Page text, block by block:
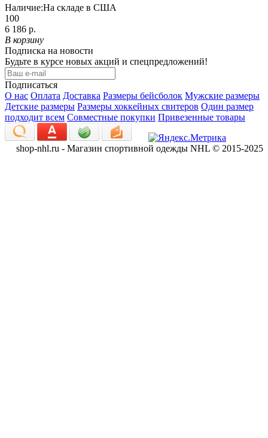
Наличие:На складе в США
100
6 186 р.
В корзину
Подписка на новости
Будьте в курсе новых акций и спецпредложений!
Подписаться
О нас Оплата Доставка Размеры бейсболок Мужские размеры
Детские размеры Размеры хоккейных свитеров Один размер
подходит всем Совместные покупки Привезенные товары
shop-nhl.ru - Магазин спортивной одежды NHL © 2015-2025